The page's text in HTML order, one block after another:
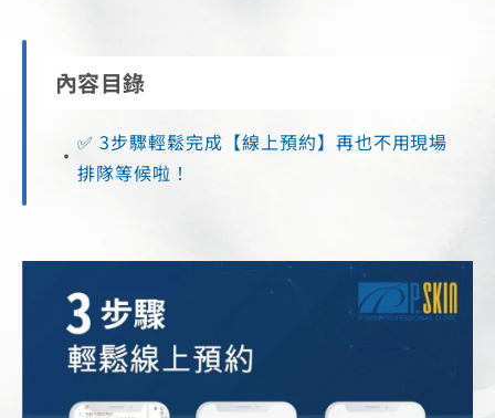
內容目錄
✅ 3步驟輕鬆完成【線上預約】再也不用現場
排隊等候啦！